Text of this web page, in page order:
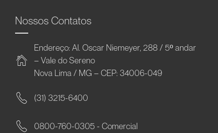
Nossos Contatos
Endereço: Al. Oscar Niemeyer, 288 / 5º andar
– Vale do Sereno
Nova Lima / MG – CEP: 34006-049
(31) 3215-6400
0800-760-0305 - Comercial